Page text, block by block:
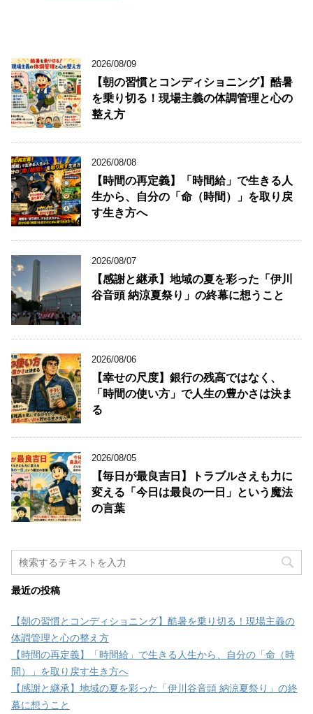
2026/08/09
【朝の習慣とコンディショニング】酷暑
を乗り切る！現場主義の体調管理と心の
整え方
2026/08/08
【時間の再定義】「時間給」で生きる人
生から、自分の「命（時間）」を取り戻
す生き方へ
2026/08/07
【感謝と継承】地域の夏を彩った「伊川
谷音頭 納涼夏祭り」の終幕に想うこと
2026/08/06
【幸せの尺度】銀行の残高ではなく、
「時間の使い方」で人生の豊かさは決ま
る
2026/08/05
【毎日が最良吉日】トラブルさえも力に
変える「今日は最良の一日」という魔法
の言葉
最近の投稿
【朝の習慣とコンディショニング】酷暑を乗り切る！現場主義の
体調管理と心の整え方
【時間の再定義】「時間給」で生きる人生から、自分の「命（時
間）」を取り戻す生き方へ
【感謝と継承】地域の夏を彩った「伊川谷音頭 納涼夏祭り」の終
幕に想うこと